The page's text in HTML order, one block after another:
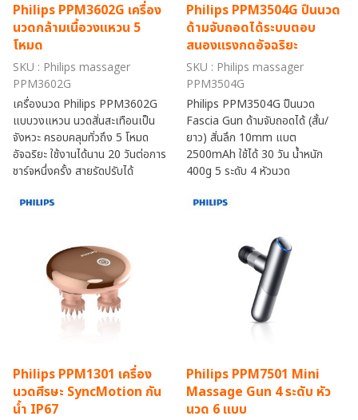
Philips PPM3602G เครื่อง
นวดกล้ามเนื้อวงแหวน 5
โหมด
SKU : Philips massager
PPM3602G
เครื่องนวด Philips PPM3602G
แบบวงแหวน นวดสั่นสะเทือนเป็น
จังหวะ ครอบคลุมทั่วถึง 5 โหมด
อัจฉริยะ ใช้งานได้นาน 20 วันต่อการ
ชาร์จหนึ่งครั้ง สายรัดปรับได้
Philips PPM3504G ปืนนวด
ด้ามจับถอดได้ระบบตอบ
สนองแรงกดอัจฉริยะ
SKU : Philips massager
PPM3504G
Philips PPM3504G ปืนนวด
Fascia Gun ด้ามจับถอดได้ (สั้น/
ยาว) สั่นลึก 10mm แบต
2500mAh ใช้ได้ 30 วัน น้ำหนัก
400g 5 ระดับ 4 หัวนวด
Philips PPM1301 เครื่อง
นวดศีรษะ SyncMotion กัน
น้ำ IP67
Philips PPM7501 Mini
Massage Gun 4 ระดับ หัว
นวด 6 แบบ